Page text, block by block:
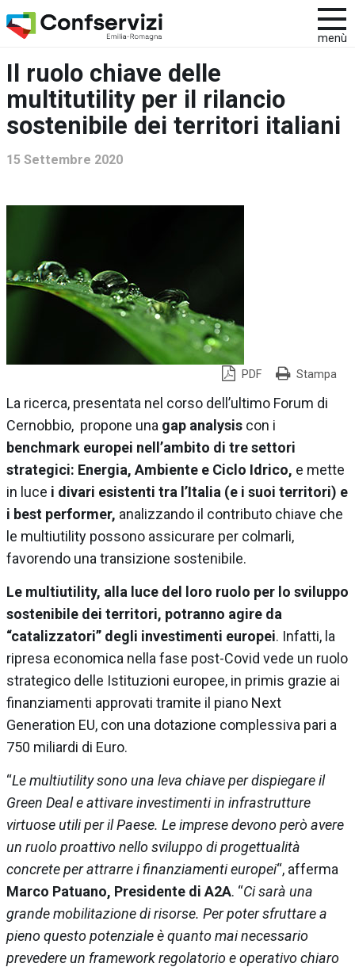
menù
Il ruolo chiave delle
multitutility per il rilancio
sostenibile dei territori italiani
15 Settembre 2020
PDF Stampa
La ricerca, presentata nel corso dell’ultimo Forum di
Cernobbio, propone una gap analysis con i
benchmark europei nell’ambito di tre settori
strategici: Energia, Ambiente e Ciclo Idrico, e mette
in luce i divari esistenti tra l’Italia (e i suoi territori) e
i best performer, analizzando il contributo chiave che
le multiutility possono assicurare per colmarli,
favorendo una transizione sostenibile.
Le multiutility, alla luce del loro ruolo per lo sviluppo
sostenibile dei territori, potranno agire da
“catalizzatori” degli investimenti europei. Infatti, la
ripresa economica nella fase post-Covid vede un ruolo
strategico delle Istituzioni europee, in primis grazie ai
finanziamenti approvati tramite il piano Next
Generation EU, con una dotazione complessiva pari a
750 miliardi di Euro.
“Le multiutility sono una leva chiave per dispiegare il
Green Deal e attivare investimenti in infrastrutture
virtuose utili per il Paese. Le imprese devono però avere
un ruolo proattivo nello sviluppo di progettualità
concrete per attrarre i finanziamenti europei“, afferma
Marco Patuano, Presidente di A2A. “Ci sarà una
grande mobilitazione di risorse. Per poter sfruttare a
pieno questo potenziale è quanto mai necessario
prevedere un framework regolatorio e operativo chiaro